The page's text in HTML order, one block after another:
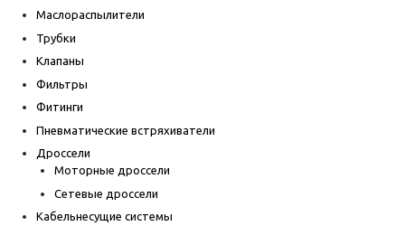
Маслораспылители
Трубки
Клапаны
Фильтры
Фитинги
Пневматические встряхиватели
Дроссели
Моторные дроссели
Сетевые дроссели
Кабельнесущие системы